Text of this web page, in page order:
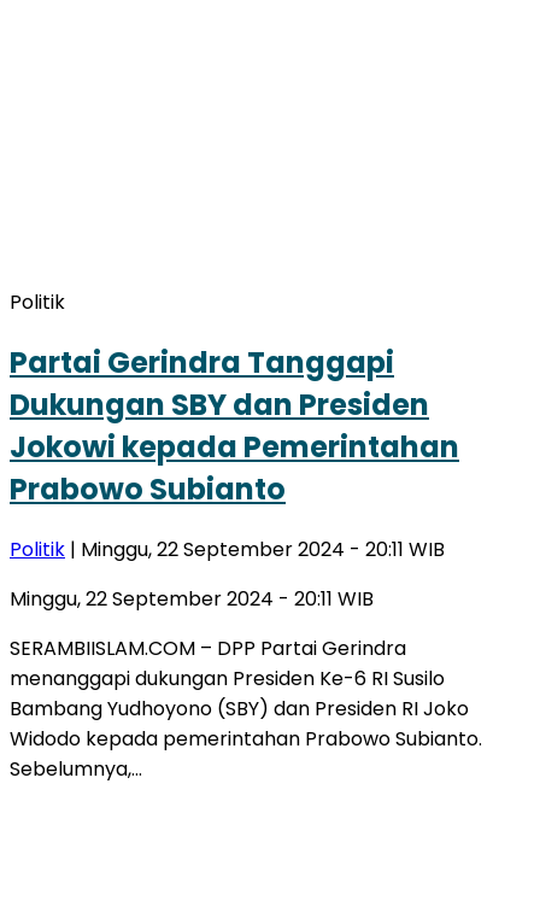
Politik
Partai Gerindra Tanggapi
Dukungan SBY dan Presiden
Jokowi kepada Pemerintahan
Prabowo Subianto
Politik | Minggu, 22 September 2024 - 20:11 WIB
Minggu, 22 September 2024 - 20:11 WIB
SERAMBIISLAM.COM – DPP Partai Gerindra
menanggapi dukungan Presiden Ke-6 RI Susilo
Bambang Yudhoyono (SBY) dan Presiden RI Joko
Widodo kepada pemerintahan Prabowo Subianto.
Sebelumnya,…